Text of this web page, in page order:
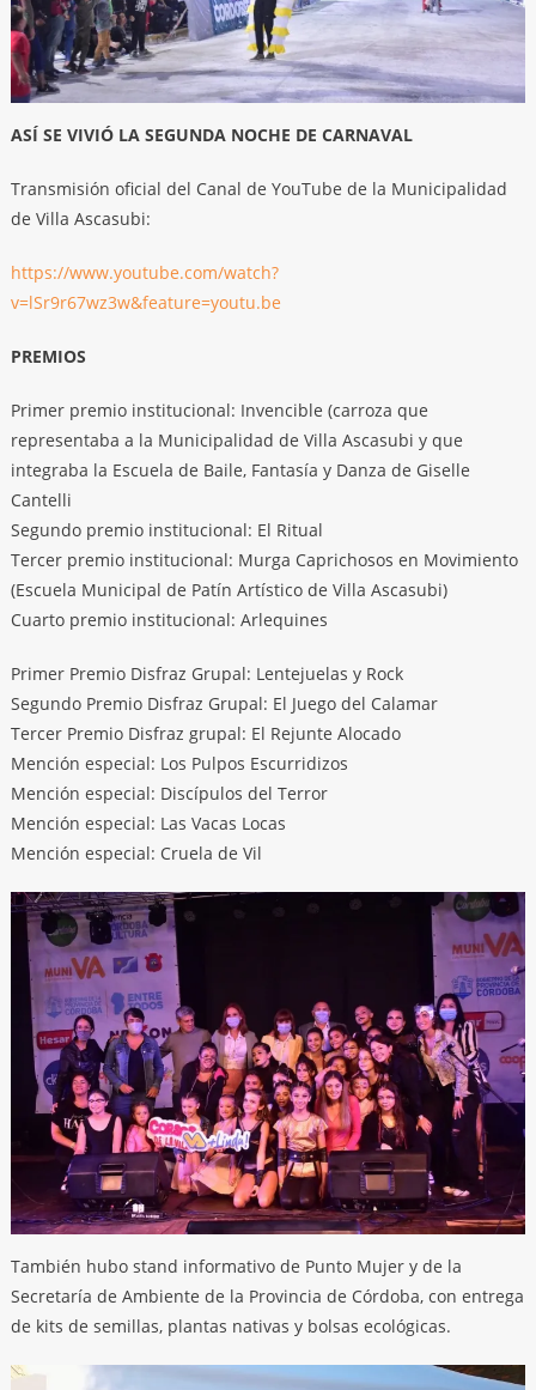
ASÍ SE VIVIÓ LA SEGUNDA NOCHE DE CARNAVAL
Transmisión oficial del Canal de YouTube de la Municipalidad
de Villa Ascasubi:
https://www.youtube.com/watch?
v=lSr9r67wz3w&feature=youtu.be
PREMIOS
Primer premio institucional: Invencible (carroza que
representaba a la Municipalidad de Villa Ascasubi y que
integraba la Escuela de Baile, Fantasía y Danza de Giselle
Cantelli
Segundo premio institucional: El Ritual
Tercer premio institucional: Murga Caprichosos en Movimiento
(Escuela Municipal de Patín Artístico de Villa Ascasubi)
Cuarto premio institucional: Arlequines
Primer Premio Disfraz Grupal: Lentejuelas y Rock
Segundo Premio Disfraz Grupal: El Juego del Calamar
Tercer Premio Disfraz grupal: El Rejunte Alocado
Mención especial: Los Pulpos Escurridizos
Mención especial: Discípulos del Terror
Mención especial: Las Vacas Locas
Mención especial: Cruela de Vil
También hubo stand informativo de Punto Mujer y de la
Secretaría de Ambiente de la Provincia de Córdoba, con entrega
de kits de semillas, plantas nativas y bolsas ecológicas.